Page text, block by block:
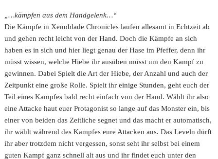
„…kämpfen aus dem Handgelenk…“
Die Kämpfe in Xenoblade Chronicles laufen allesamt in Echtzeit ab
und gehen recht leicht von der Hand. Doch die Kämpfe an sich
haben es in sich und hier liegt genau der Hase im Pfeffer, denn ihr
müsst wissen, welche Hiebe ihr ausüben müsst um den Kampf zu
gewinnen. Dabei Spielt die Art der Hiebe, der Anzahl und auch der
Zeitpunkt eine große Rolle. Spielt ihr einige Stunden, geht euch der
Teil eines Kampfes bald recht einfach von der Hand. Wählt ihr also
eine Attacke haut euer Protagonist so lange auf das Monster ein, bis
einer von beiden das Zeitliche segnet und das macht er automatisch,
ihr wählt während des Kampfes eure Attacken aus. Das Leveln dürft
ihr aber trotzdem nicht vergessen, sonst seht ihr selbst bei einem
guten Kampf ganz schnell alt aus und ihr findet euch unter den